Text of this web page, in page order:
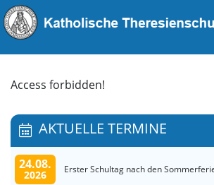
Access forbidden!
AKTUELLE TERMINE
24.08.
2026 Erster Schultag nach den